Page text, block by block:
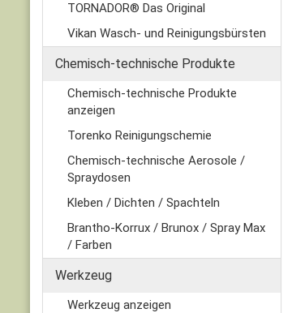
TORNADOR® Das Original
Vikan Wasch- und Reinigungsbürsten
Chemisch-technische Produkte
Chemisch-technische Produkte
anzeigen
Torenko Reinigungschemie
Chemisch-technische Aerosole /
Spraydosen
Kleben / Dichten / Spachteln
Brantho-Korrux / Brunox / Spray Max
/ Farben
Werkzeug
Werkzeug anzeigen